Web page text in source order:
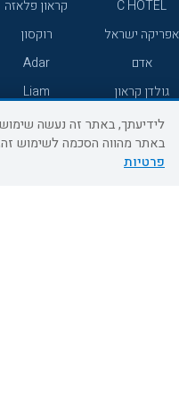
C HOTEL
קראון פלאזה
אפריקה ישראל
רוקסון
אדם
Adar
גולדן קראון
Liam
באתר מהווה הסכמה לשימוש זה,
פרטיות